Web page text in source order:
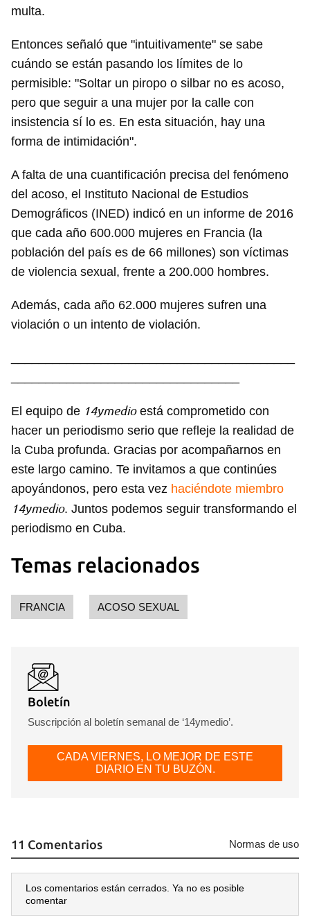
Guardar como favorito
Para poder guardar como favorito, primero has de
iniciar sesión con tu cuenta de 14ymedio.
INICIAR SESIÓN CANCELAR
multa.
Entonces señaló que "intuitivamente" se sabe
cuándo se están pasando los límites de lo
permisible: "Soltar un piropo o silbar no es acoso,
pero que seguir a una mujer por la calle con
insistencia sí lo es. En esta situación, hay una
forma de intimidación".
A falta de una cuantificación precisa del fenómeno
del acoso, el Instituto Nacional de Estudios
Demográficos (INED) indicó en un informe de 2016
que cada año 600.000 mujeres en Francia (la
población del país es de 66 millones) son víctimas
de violencia sexual, frente a 200.000 hombres.
Además, cada año 62.000 mujeres sufren una
violación o un intento de violación.
El equipo de 14ymedioestá comprometido con
hacer un periodismo serio que refleje la realidad de
la Cuba profunda. Gracias por acompañarnos en
este largo camino. Te invitamos a que continúes
apoyándonos, pero esta vez haciéndote miembro
14ymedio. Juntos podemos seguir transformando el
periodismo en Cuba.
Temas relacionados
FRANCIA ACOSO SEXUAL
Boletín
Suscripción al boletín semanal de ‘14ymedio’.
CADA VIERNES, LO MEJOR DE ESTE
DIARIO EN TU BUZÓN.
11 Comentarios Normas de uso
Los comentarios están cerrados. Ya no es posible
comentar